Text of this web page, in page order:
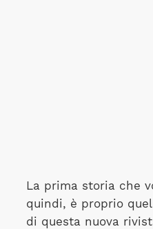
La prima storia che
quindi, è proprio
di questa nuova